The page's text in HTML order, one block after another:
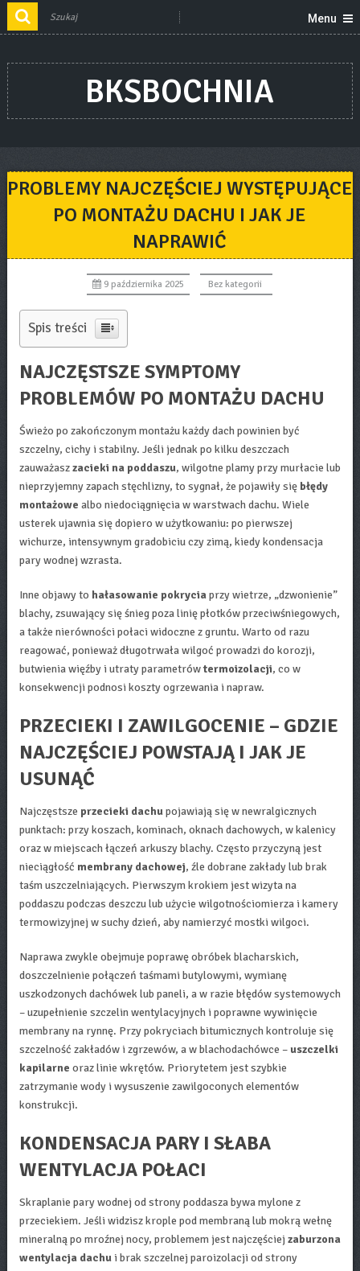
Menu
BKSBOCHNIA
PROBLEMY NAJCZĘŚCIEJ WYSTĘPUJĄCE
PO MONTAŻU DACHU I JAK JE
NAPRAWIĆ
9 października 2025 Bez kategorii
Spis treści
NAJCZĘSTSZE SYMPTOMY
PROBLEMÓW PO MONTAŻU DACHU
Świeżo po zakończonym montażu każdy dach powinien być
szczelny, cichy i stabilny. Jeśli jednak po kilku deszczach
zauważaszzacieki na poddaszu, wilgotne plamy przy murłacie lub
nieprzyjemny zapach stęchlizny, to sygnał, że pojawiły się błędy
montażowe albo niedociągnięcia w warstwach dachu. Wiele
usterek ujawnia się dopiero w użytkowaniu: po pierwszej
wichurze, intensywnym gradobiciu czy zimą, kiedy kondensacja
pary wodnej wzrasta.
Inne objawy to hałasowanie pokryciaprzy wietrze, „dzwonienie”
blachy, zsuwający się śnieg poza linię płotków przeciwśniegowych,
a także nierówności połaci widoczne z gruntu. Warto od razu
reagować, ponieważ długotrwała wilgoć prowadzi do korozji,
butwienia więźby i utraty parametrówtermoizolacji, co w
konsekwencji podnosi koszty ogrzewania i napraw.
PRZECIEKI I ZAWILGOCENIE – GDZIE
NAJCZĘŚCIEJ POWSTAJĄ I JAK JE
USUNĄĆ
Najczęstsze przecieki dachupojawiają się w newralgicznych
punktach: przy koszach, kominach, oknach dachowych, w kalenicy
oraz w miejscach łączeń arkuszy blachy. Często przyczyną jest
nieciągłość membrany dachowej, źle dobrane zakłady lub brak
taśm uszczelniających. Pierwszym krokiem jest wizyta na
poddaszu podczas deszczu lub użycie wilgotnościomierza i kamery
termowizyjnej w suchy dzień, aby namierzyć mostki wilgoci.
Naprawa zwykle obejmuje poprawę obróbek blacharskich,
doszczelnienie połączeń taśmami butylowymi, wymianę
uszkodzonych dachówek lub paneli, a w razie błędów systemowych
– uzupełnienie szczelin wentylacyjnych i poprawne wywinięcie
membrany na rynnę. Przy pokryciach bitumicznych kontroluje się
szczelność zakładów i zgrzewów, a w blachodachówce –uszczelki
kapilarne oraz linie wkrętów. Priorytetem jest szybkie
zatrzymanie wody i wysuszenie zawilgoconych elementów
konstrukcji.
KONDENSACJA PARY I SŁABA
WENTYLACJA POŁACI
Skraplanie pary wodnej od strony poddasza bywa mylone z
przeciekiem. Jeśli widzisz krople pod membraną lub mokrą wełnę
mineralną po mroźnej nocy, problemem jest najczęściej zaburzona
wentylacja dachui brak szczelnej paroizolacji od strony